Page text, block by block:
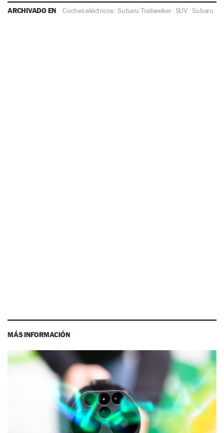
ARCHIVADO EN Coches eléctricos ·Subaru Trailseeker·SUV ·Subaru
MÁS INFORMACIÓN